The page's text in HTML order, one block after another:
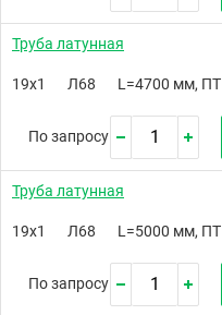
Труба латунная
19х1 Л68 L=4700 мм, ПТ
По запросу
Труба латунная
19х1 Л68 L=5000 мм, ПТ
По запросу